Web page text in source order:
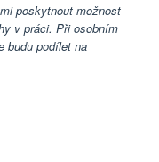
poskytnout možnost
v práci. Při osobním
budu podílet na